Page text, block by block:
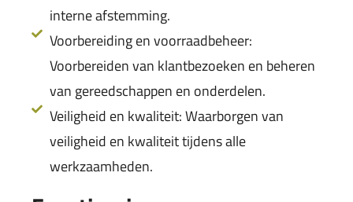
interne afstemming.
Voorbereiding en voorraadbeheer:
Voorbereiden van klantbezoeken en beheren
van gereedschappen en onderdelen.
Veiligheid en kwaliteit: Waarborgen van
veiligheid en kwaliteit tijdens alle
werkzaamheden.